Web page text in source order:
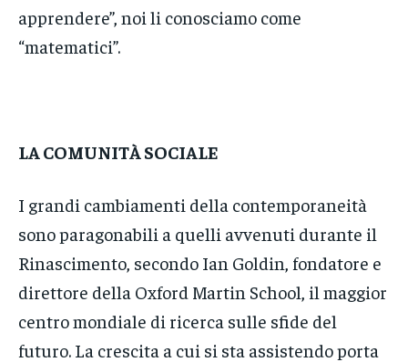
apprendere”, noi li conosciamo come
“matematici”.
LA COMUNITÀ SOCIALE
I grandi cambiamenti della contemporaneità
sono paragonabili a quelli avvenuti durante il
Rinascimento, secondo Ian Goldin, fondatore e
direttore della Oxford Martin School, il maggior
centro mondiale di ricerca sulle sfide del
futuro. La crescita a cui si sta assistendo porta